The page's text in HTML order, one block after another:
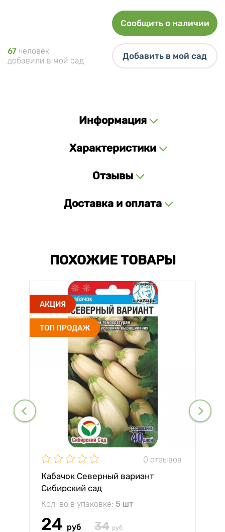
Сообщить о наличии
67 человек
добавили в мой сад
Добавить в мой сад
Информация
Характеристики
Отзывы
Доставка и оплата
ПОХОЖИЕ ТОВАРЫ
АКЦИЯ
ТОП ПРОДАЖ
0 отзывов
Кабачок Северный вариант
Сибирский сад
Кол-во в упаковке: 5 шт
24 руб 34 руб